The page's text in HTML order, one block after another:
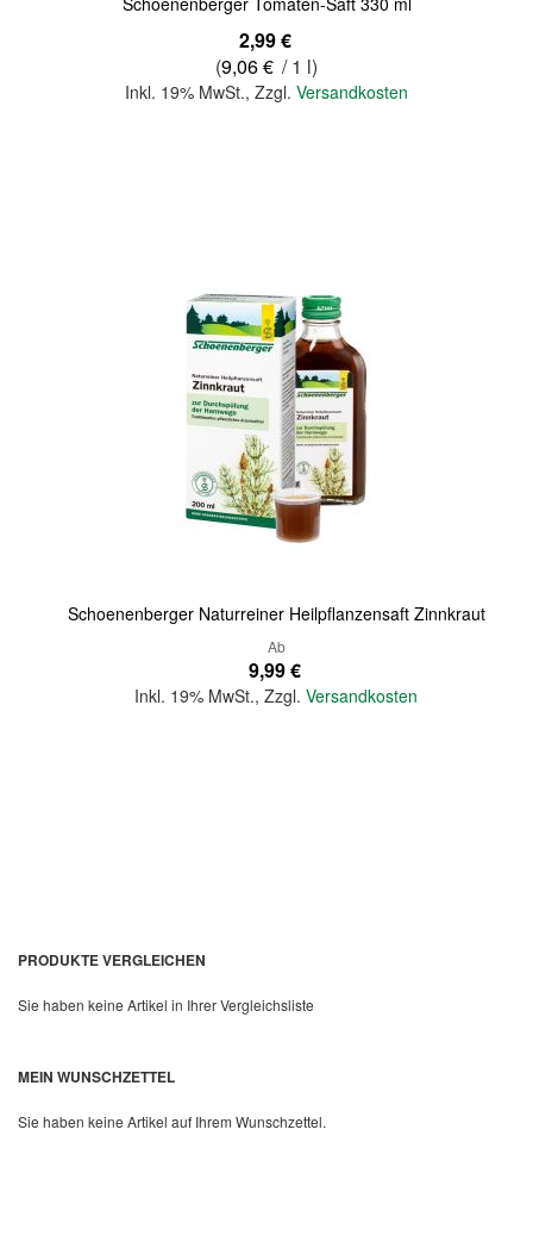
2,99 €
(9,06 € / 1 l)
Inkl. 19% MwSt., Zzgl. Versandkosten
Schoenenberger Naturreiner Heilpflanzensaft Zinnkraut
Ab
9,99 €
Inkl. 19% MwSt.,Zzgl.Versandkosten
Quickview
PRODUKTE VERGLEICHEN
Sie haben keine Artikel in Ihrer Vergleichsliste
MEIN WUNSCHZETTEL
Sie haben keine Artikel auf Ihrem Wunschzettel.